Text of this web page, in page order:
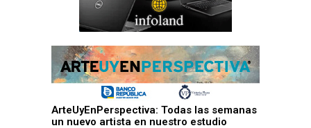
ArteUyEnPerspectiva: Todas las semanas
un nuevo artista en nuestro estudio